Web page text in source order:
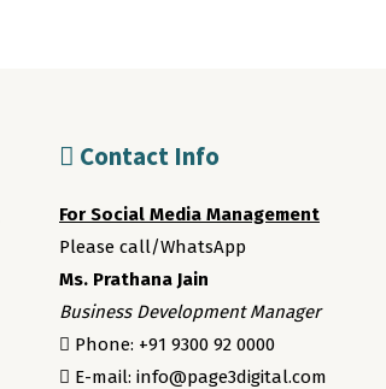
Contact Info
For Social Media Management
Please call/WhatsApp
Ms. Prathana Jain
Business Development Manager
Phone: +91 9300 92 0000
E-mail: info@page3digital.com